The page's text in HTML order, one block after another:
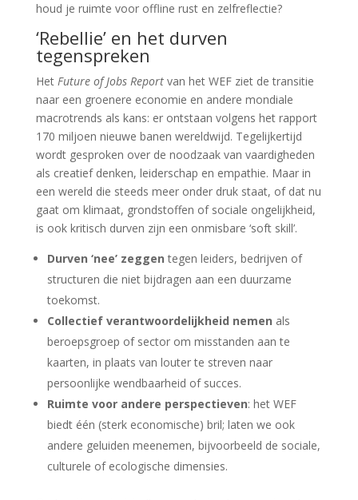
houd je ruimte voor offline rust en zelfreflectie?
‘Rebellie’ en het durven
tegenspreken
Het Future of Jobs Reportvan het WEF ziet de transitie
naar een groenere economie en andere mondiale
macrotrends als kans: er ontstaan volgens het rapport
170 miljoen nieuwe banen wereldwijd. Tegelijkertijd
wordt gesproken over de noodzaak van vaardigheden
als creatief denken, leiderschap en empathie. Maar in
een wereld die steeds meer onder druk staat, of dat nu
gaat om klimaat, grondstoffen of sociale ongelijkheid,
is ook kritisch durven zijn een onmisbare ‘soft skill’.
Durven ‘nee’ zeggen tegen leiders, bedrijven of
structuren die niet bijdragen aan een duurzame
toekomst.
Collectief verantwoordelijkheid nemen als
beroepsgroep of sector om misstanden aan te
kaarten, in plaats van louter te streven naar
persoonlijke wendbaarheid of succes.
Ruimte voor andere perspectieven: het WEF
biedt één (sterk economische) bril; laten we ook
andere geluiden meenemen, bijvoorbeeld de sociale,
culturele of ecologische dimensies.